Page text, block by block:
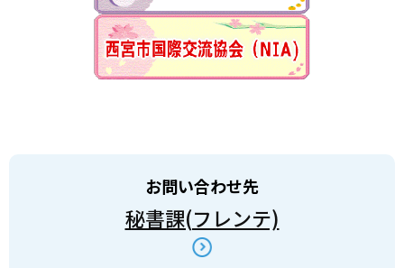
お問い合わせ先
秘書課(フレンテ)